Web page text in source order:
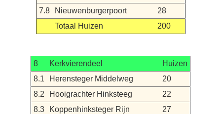
7.8
Nieuwenburgerpoort
28
Totaal Huizen
200
8 Kerkvierendeel
Huizen
8.1
Herensteger Middelweg
20
8.2
Hooigrachter Hinksteeg
22
8.3
Koppenhinksteger Rijn
27